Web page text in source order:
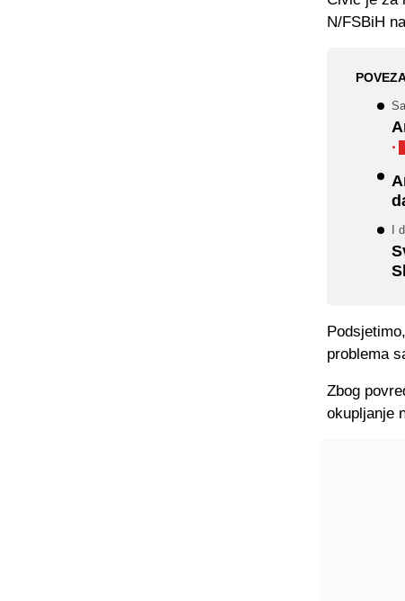
N/FSBiH
·
I
problema
Zbog
okupljanje